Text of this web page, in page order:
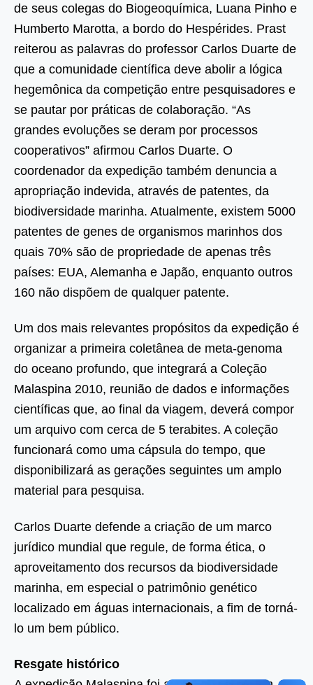
de seus colegas do Biogeoquímica, Luana Pinho e
Humberto Marotta, a bordo do Hespérides. Prast
reiterou as palavras do professor Carlos Duarte de
que a comunidade científica deve abolir a lógica
hegemônica da competição entre pesquisadores e
se pautar por práticas de colaboração. “As
grandes evoluções se deram por processos
cooperativos” afirmou Carlos Duarte. O
coordenador da expedição também denuncia a
apropriação indevida, através de patentes, da
biodiversidade marinha. Atualmente, existem 5000
patentes de genes de organismos marinhos dos
quais 70% são de propriedade de apenas três
países: EUA, Alemanha e Japão, enquanto outros
160 não dispõem de qualquer patente.
Um dos mais relevantes propósitos da expedição é
organizar a primeira coletânea de meta-genoma
do oceano profundo, que integrará a Coleção
Malaspina 2010, reunião de dados e informações
científicas que, ao final da viagem, deverá compor
um arquivo com cerca de 5 terabites. A coleção
funcionará como uma cápsula do tempo, que
disponibilizará as gerações seguintes um amplo
material para pesquisa.
Carlos Duarte defende a criação de um marco
jurídico mundial que regule, de forma ética, o
aproveitamento dos recursos da biodiversidade
marinha, em especial o patrimônio genético
localizado em águas internacionais, a fim de torná-
lo um bem público.
Resgate histórico